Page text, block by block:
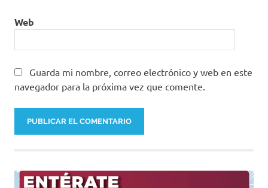
Web
Guarda mi nombre, correo electrónico y web en este
navegador para la próxima vez que comente.